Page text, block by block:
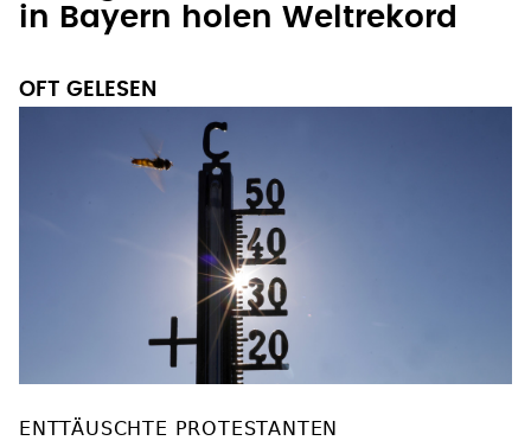
in Bayern holen Weltrekord
OFT GELESEN
ENTTÄUSCHTE PROTESTANTEN